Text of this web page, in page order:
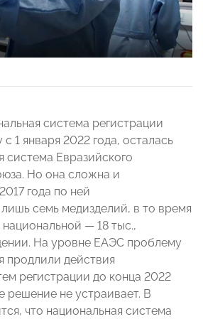
система регистрации
1 января 2022 года, осталась
система Евразийского
Но она сложна и
года по ней
семь медизделий, в то время
— 18 тыс.,
На уровне ЕАЭС проблему
продлили действия
регистрации до конца 2022
решение не устраивает. В
что национальная система